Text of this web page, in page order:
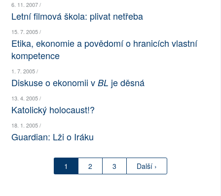
6. 11. 2007 /
Letní filmová škola: plivat netřeba
15. 7. 2005 /
Etika, ekonomie a povědomí o hranicích vlastní
kompetence
1. 7. 2005 /
Diskuse o ekonomii vBL je děsná
13. 4. 2005 /
Katolický holocaust!?
18. 1. 2005 /
Guardian: Lži o Iráku
1 2 3 Další ›